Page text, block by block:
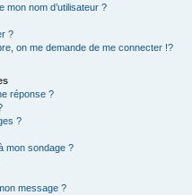
mon nom d’utilisateur ?
?
on me demande de me connecter !?
réponse ?
?
mon sondage ?
message ?